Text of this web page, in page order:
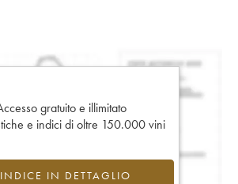
gratuito e illimitato
e indici di oltre 150.000 vini
IN DETTAGLIO